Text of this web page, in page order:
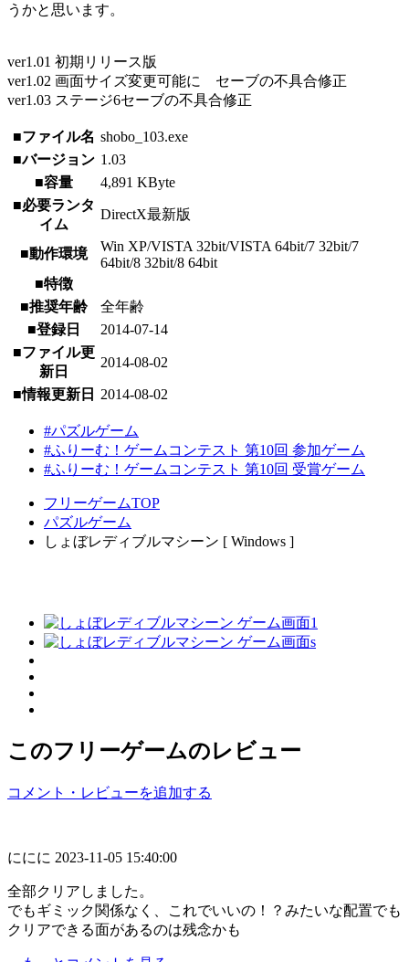
うかと思います。
ver1.01 初期リリース版
ver1.02 画面サイズ変更可能に セーブの不具合修正
ver1.03 ステージ6セーブの不具合修正
■ファイル名 shobo_103.exe
■バージョン 1.03
■容量
4,891 KByte
■必要ランタ
イム
DirectX最新版
■動作環境
Win XP/VISTA 32bit/VISTA 64bit/7 32bit/7
64bit/8 32bit/8 64bit
■特徴
■推奨年齢
全年齢
■登録日
2014-07-14
■ファイル更
新日
2014-08-02
■情報更新日 2014-08-02
#パズルゲーム
#ふりーむ！ゲームコンテスト 第10回 参加ゲーム
#ふりーむ！ゲームコンテスト 第10回 受賞ゲーム
フリーゲームTOP
パズルゲーム
しょぼレディブルマシーン [ Windows ]
このフリーゲームのレビュー
コメント・レビューを追加する
ににに 2023-11-05 15:40:00
全部クリアしました。
でもギミック関係なく、これでいいの！？みたいな配置でも
クリアできる面があるのは残念かも